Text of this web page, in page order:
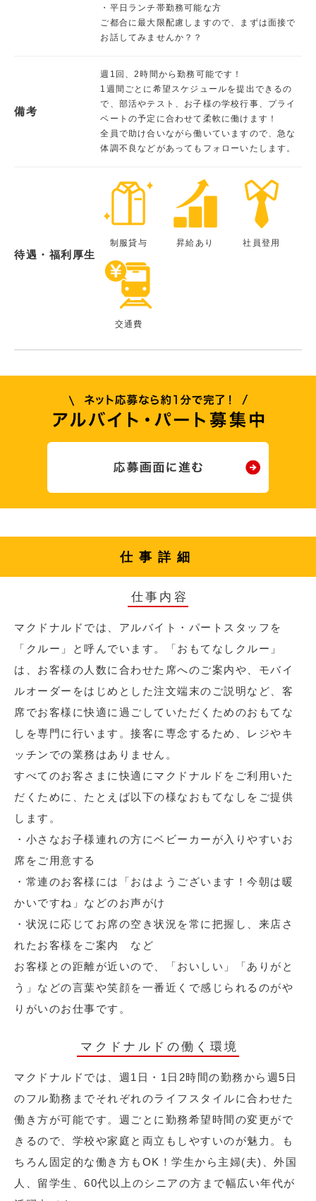
・平日ランチ帯勤務可能な方
ご都合に最大限配慮しますので、まずは面接で
お話してみませんか？？
備考
週1回、2時間から勤務可能です！
1週間ごとに希望スケジュールを提出できるの
で、部活やテスト、お子様の学校行事、プライ
ベートの予定に合わせて柔軟に働けます！
全員で助け合いながら働いていますので、急な
体調不良などがあってもフォローいたします。
待遇・福利厚生
制服貸与 昇給あり 社員登用
交通費
仕事詳細
仕事内容
マクドナルドでは、アルバイト・パートスタッフを
「クルー」と呼んでいます。「おもてなしクルー」
は、お客様の人数に合わせた席へのご案内や、モバイ
ルオーダーをはじめとした注文端末のご説明など、客
席でお客様に快適に過ごしていただくためのおもてな
しを専門に行います。接客に専念するため、レジやキ
ッチンでの業務はありません。
すべてのお客さまに快適にマクドナルドをご利用いた
だくために、たとえば以下の様なおもてなしをご提供
します。
・小さなお子様連れの方にベビーカーが入りやすいお
席をご用意する
・常連のお客様には「おはようございます！今朝は暖
かいですね」などのお声がけ
・状況に応じてお席の空き状況を常に把握し、来店さ
れたお客様をご案内 など
お客様との距離が近いので、「おいしい」「ありがと
う」などの言葉や笑顔を一番近くで感じられるのがや
りがいのお仕事です。
マクドナルドの働く環境
マクドナルドでは、週1日・1日2時間の勤務から週5日
のフル勤務までそれぞれのライフスタイルに合わせた
働き方が可能です。週ごとに勤務希望時間の変更がで
きるので、学校や家庭と両立もしやすいのが魅力。も
ちろん固定的な働き方もOK！学生から主婦(夫)、外国
人、留学生、60代以上のシニアの方まで幅広い年代が